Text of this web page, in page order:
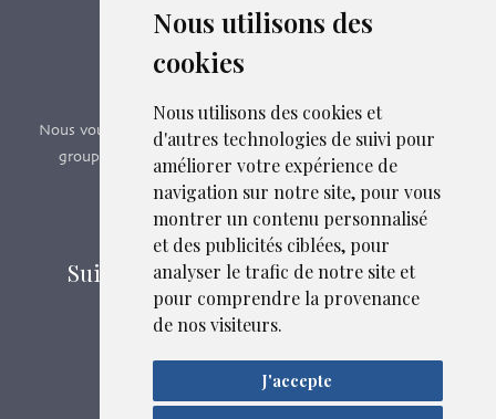
Nous utilisons des
cookies
Nous utilisons des cookies et
d'autres technologies de suivi pour
améliorer votre expérience de
navigation sur notre site, pour vous
montrer un contenu personnalisé
et des publicités ciblées, pour
analyser le trafic de notre site et
pour comprendre la provenance
de nos visiteurs.
J'accepte
Liens et fichiers associés
Boutique en ligne
Formations SFMG
Nous vous proposons des formations e-learning, présentiels,
groupes de pairs - Certificat QUALIOPI n° 2020/89171.3
Découvrir nos formations
Suivez-nous sur les réseaux sociaux
Mentions légales
Confidentialité